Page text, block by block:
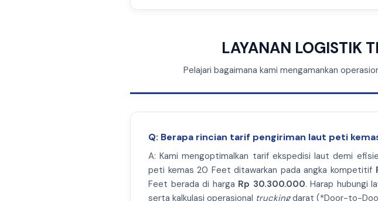
LAYANAN LOGISTIK
Pelajari bagaimana kami mengamankan
Q: Berapa rincian tarif pengiriman laut peti
A: Kami mengoptimalkan tarif ekspedisi laut demi
peti kemas 20 Feet ditawarkan pada angka kompetitif
Feet berada di harga Rp 30.300.000. Harap hubungi
serta kalkulasi operasional truckingdarat (*Door-to-